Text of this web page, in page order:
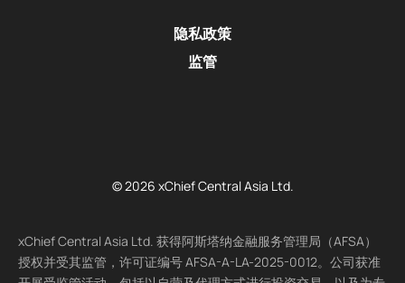
隐私政策
监管
© 2026 xChief Central Asia Ltd.
xChief Central Asia Ltd. 获得阿斯塔纳金融服务管理局（AFSA）
授权并受其监管，许可证编号 AFSA-A-LA-2025-0012。公司获准